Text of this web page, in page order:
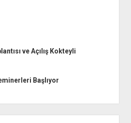
ve Açılış Kokteyli
Başlıyor